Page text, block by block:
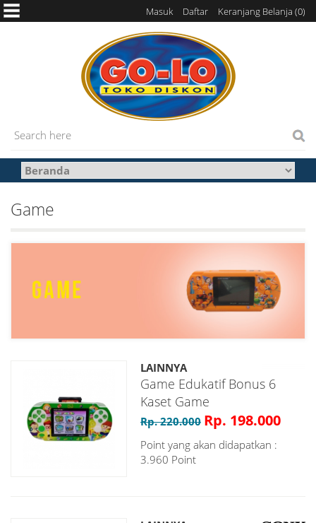
Masuk Daftar Keranjang Belanja (0)
Game
LAINNYA
Game Edukatif Bonus 6
Kaset Game
Rp. 220.000 Rp. 198.000
Point yang akan didapatkan :
3.960 Point